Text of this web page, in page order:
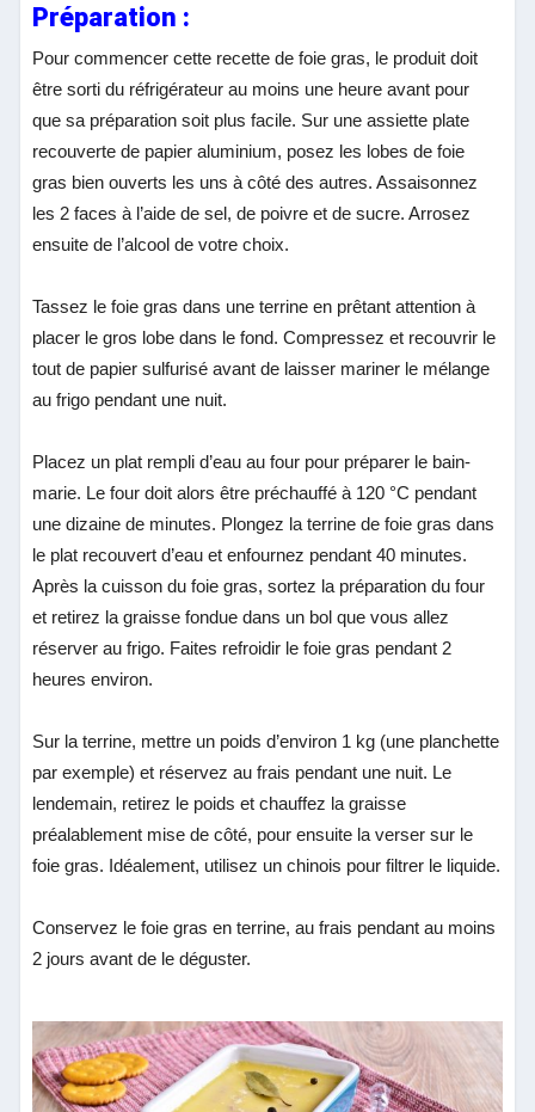
Préparation :
Pour commencer cette recette de foie gras, le produit doit
être sorti du réfrigérateur au moins une heure avant pour
que sa préparation soit plus facile. Sur une assiette plate
recouverte de papier aluminium, posez les lobes de foie
gras bien ouverts les uns à côté des autres. Assaisonnez
les 2 faces à l’aide de sel, de poivre et de sucre. Arrosez
ensuite de l’alcool de votre choix.
Tassez le foie gras dans une terrine en prêtant attention à
placer le gros lobe dans le fond. Compressez et recouvrir le
tout de papier sulfurisé avant de laisser mariner le mélange
au frigo pendant une nuit.
Placez un plat rempli d’eau au four pour préparer le bain-
marie. Le four doit alors être préchauffé à 120 °C pendant
une dizaine de minutes. Plongez la terrine de foie gras dans
le plat recouvert d’eau et enfournez pendant 40 minutes.
Après la cuisson du foie gras, sortez la préparation du four
et retirez la graisse fondue dans un bol que vous allez
réserver au frigo. Faites refroidir le foie gras pendant 2
heures environ.
Sur la terrine, mettre un poids d’environ 1 kg (une planchette
par exemple) et réservez au frais pendant une nuit. Le
lendemain, retirez le poids et chauffez la graisse
préalablement mise de côté, pour ensuite la verser sur le
foie gras. Idéalement, utilisez un chinois pour filtrer le liquide.
Conservez le foie gras en terrine, au frais pendant au moins
2 jours avant de le déguster.